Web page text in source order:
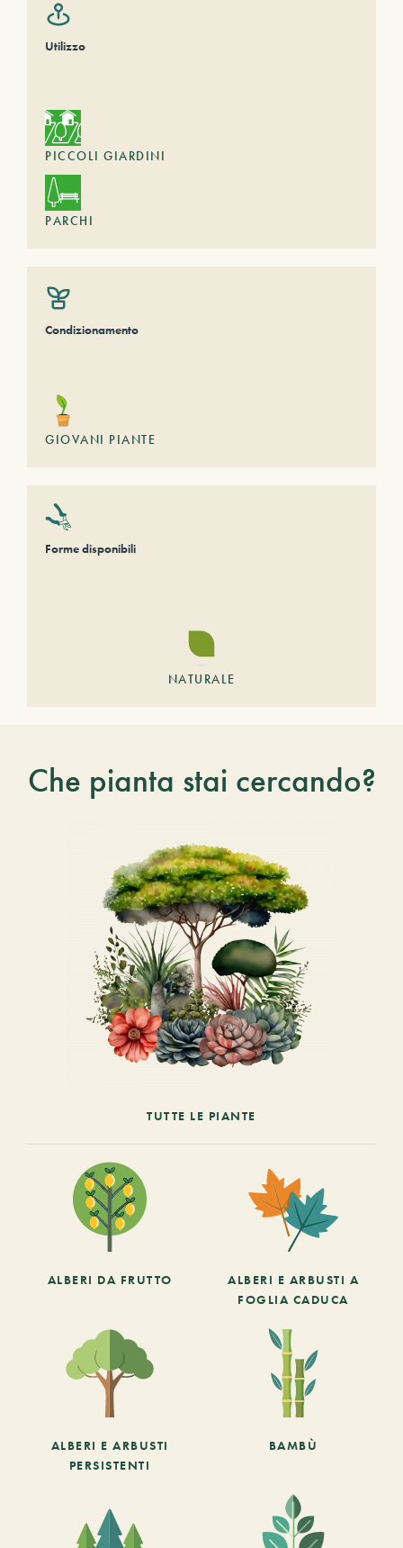
Utilizzo
PICCOLI GIARDINI
PARCHI
Condizionamento
GIOVANI PIANTE
Forme disponibili
NATURALE
Che pianta stai cercando?
TUTTE LE PIANTE
ALBERI DA FRUTTO
ALBERI E ARBUSTI A
FOGLIA CADUCA
ALBERI E ARBUSTI
PERSISTENTI
BAMBÙ